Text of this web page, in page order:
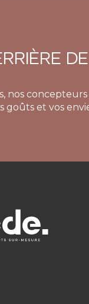
nos
goûts et vos